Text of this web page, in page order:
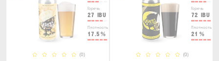
Горечь
27 IBU
Плотность
17.5 %
(0)
Горечь
72 IBU
Плотность
21 %
(0)